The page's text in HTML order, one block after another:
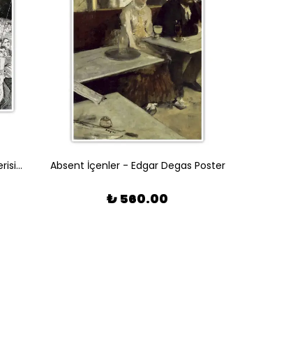
4 Temmuz Gecesi Havai Fişek Gösterisi - Winslow Homer Poster Absent İçenler - Edgar Degas Poster
₺ 560.00